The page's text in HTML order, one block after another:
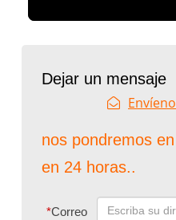
Dejar un mensaje
nos pondremos
en 24 horas..
*Correo